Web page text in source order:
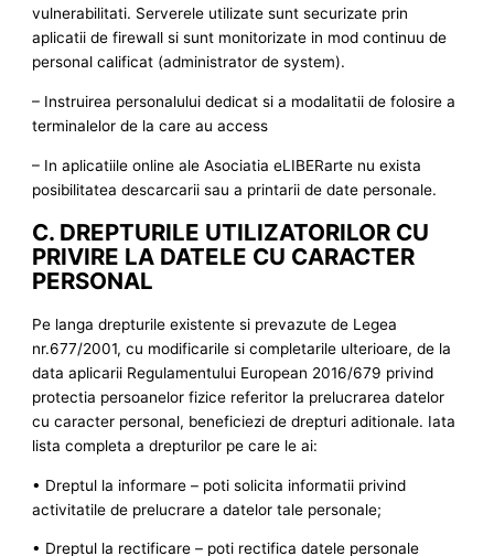
vulnerabilitati. Serverele utilizate sunt securizate prin
aplicatii de firewall si sunt monitorizate in mod continuu de
personal calificat (administrator de system).
– Instruirea personalului dedicat si a modalitatii de folosire a
terminalelor de la care au access
– In aplicatiile online ale Asociatia eLIBERarte nu exista
posibilitatea descarcarii sau a printarii de date personale.
C. DREPTURILE UTILIZATORILOR CU
PRIVIRE LA DATELE CU CARACTER
PERSONAL
Pe langa drepturile existente si prevazute de Legea
nr.677/2001, cu modificarile si completarile ulterioare, de la
data aplicarii Regulamentului European 2016/679 privind
protectia persoanelor fizice referitor la prelucrarea datelor
cu caracter personal, beneficiezi de drepturi aditionale. Iata
lista completa a drepturilor pe care le ai:
• Dreptul la informare – poti solicita informatii privind
activitatile de prelucrare a datelor tale personale;
• Dreptul la rectificare – poti rectifica datele personale